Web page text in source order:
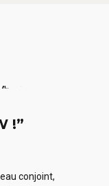
!”
conjoint,